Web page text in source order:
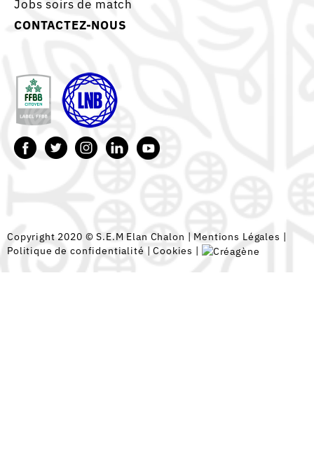
Jobs soirs de match
CONTACTEZ-NOUS
Copyright 2020 © S.E.M Elan Chalon | Mentions Légales |
Politique de confidentialité |Cookies |